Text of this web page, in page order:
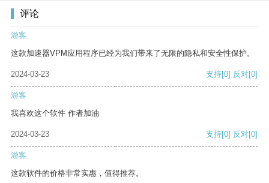
评论
游客
这款加速器VPM应用程序已经为我们带来了无限的隐私和安全性保护。
2024-03-23 支持[0] 反对[0]
游客
我喜欢这个软件 作者加油
2024-03-23 支持[0] 反对[0]
游客
这款软件的价格非常实惠，值得推荐。